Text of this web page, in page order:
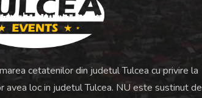
cetatenilor din judetul Tulcea cu privire la
avea loc in judetul Tulcea. NU este sustinut de